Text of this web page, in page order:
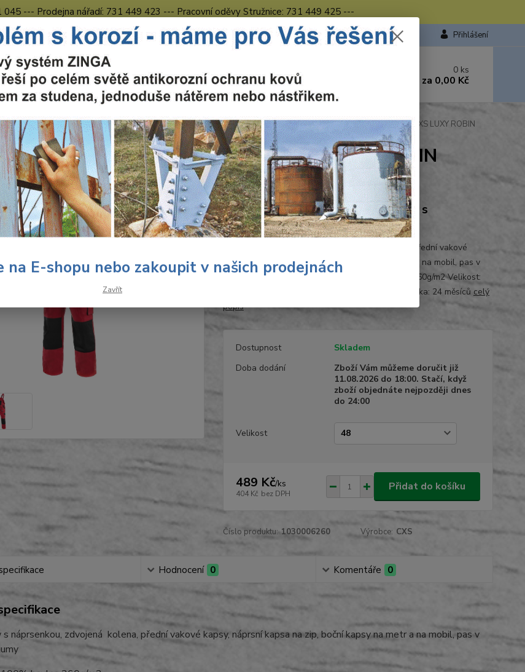
--- Prodejna nářadí: 731 449 423 --- Pracovní oděvy Stružnice: 731 449 425 ---
podmínky Kontakty Česká Lípa Přihlášení
Hledat 731 449 423
8.00 hod. - 16.00 hod.
0 ks
za 0,00 Kč
pracovní prostředky Pracovní oděvy Kalhoty s náprsenkou Pracovní kalhoty s laclem červeno-černé CXS LUXY ROBIN
kalhoty s laclem červeno-černé CXS LUXY ROBIN
Ohodnotit produkt
Kalhoty LUXY ROBIN montérkové s
náprsenkou
Pánské kalhoty s náprsenkou, zdvojená kolena, přední vakové
kapsy, náprsní kapsa na zip, boční kapsy na metr a na mobil, pas v
zadní části do gumy Materiál: kepr 100% bavlna 260g/m2 Velikost:
48-64 Barva: červeno / černá Normy: EN 340 Záruka: 24 měsíců celý
popis
Dostupnost
Skladem
Doba dodání
Zboží Vám můžeme doručit již
11.08.2026 do 18:00. Stačí, když
zboží objednáte nejpozději dnes
do 24:00
Velikost
489 Kč/ks
404 Kč bez DPH
Přidat do košíku
Číslo produktu: 1030006260 Výrobce: CXS
Hodnocení 0 Komentáře 0
náprsenkou, zdvojená kolena, přední vakové kapsy, náprsní kapsa na zip, boční kapsy na metr a na mobil, pas v
na E-shopu nebo zakoupit v našich prodejnách
Zavřít